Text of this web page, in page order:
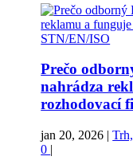
Prečo
nahrádza
rozhodovací
jan 20, 2026 |
0 |